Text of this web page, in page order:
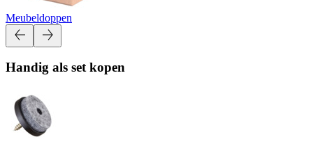
Meubeldoppen
Handig als set kopen